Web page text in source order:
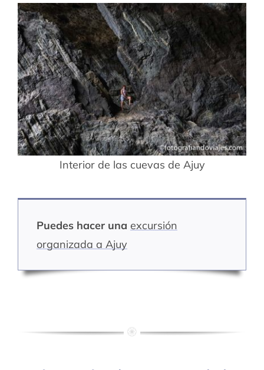
Interior de las cuevas de Ajuy
Puedes hacer una excursión
organizada a Ajuy